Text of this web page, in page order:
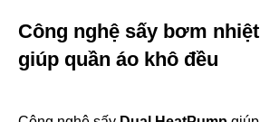
Công nghệ sấy bơm nhiệt
giúp quần áo khô đều